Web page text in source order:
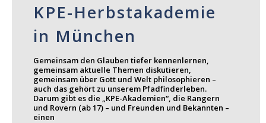
KPE-Herbstakademie
in München
Gemeinsam den Glauben tiefer kennenlernen,
gemeinsam aktuelle Themen diskutieren,
gemeinsam über Gott und Welt philosophieren –
auch das gehört zu unserem Pfadfinderleben.
Darum gibt es die „KPE-Akademien“, die Rangern
und Rovern (ab 17) – und Freunden und Bekannten –
einen